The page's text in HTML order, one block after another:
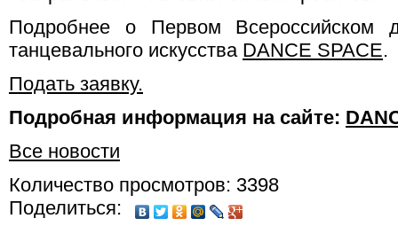
Подробнее о Первом Всероссийском
танцевального искусства DANCE SPACE.
Подать заявку.
Подробная информация на сайте:
Все новости
Количество просмотров: 3398
Поделиться: